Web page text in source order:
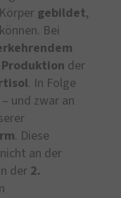
gebildet,
Bei
Produktion der
. In Folge
und zwar an
. Diese
an der
der 2.